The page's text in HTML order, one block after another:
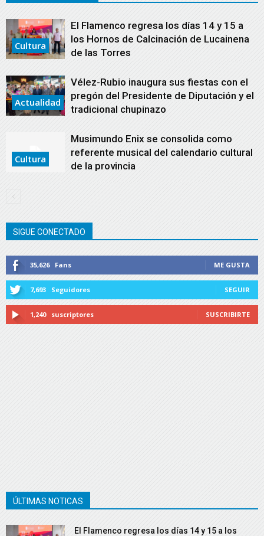
Cultura
El Flamenco regresa los días 14 y 15 a
los Hornos de Calcinación de Lucainena
de las Torres
Actualidad
Vélez-Rubio inaugura sus fiestas con el
pregón del Presidente de Diputación y el
tradicional chupinazo
Cultura
Musimundo Enix se consolida como
referente musical del calendario cultural
de la provincia
SIGUE CONECTADO
35,626 Fans ME GUSTA
7,693 Seguidores SEGUIR
1,240 suscriptores SUSCRIBIRTE
ÚLTIMAS NOTICAS
El Flamenco regresa los días 14 y 15 a los